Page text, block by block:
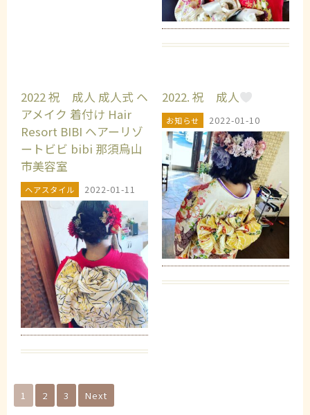
2022 祝 成人 成人式 ヘ
アメイク 着付け Hair
Resort BIBI ヘアーリゾ
ートビビ bibi 那須烏山
市美容室
ヘアスタイル 2022-01-11
2022. 祝 成人
お知らせ 2022-01-10
1 2 3 Next